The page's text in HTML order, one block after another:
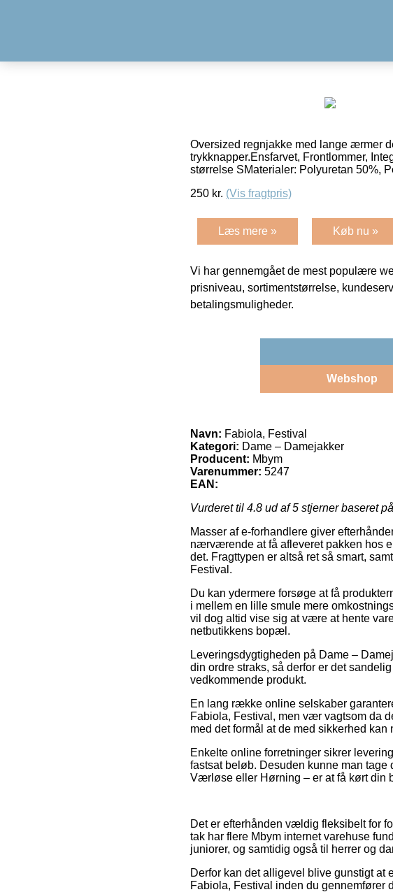
Oversized regnjakke med lange ærmer
trykknapper.Ensfarvet, Frontlommer,
størrelse SMaterialer: Polyuretan 50%,
250 kr. (Vis fragtpris)
Læs mere » Køb nu »
Vi har gennemgået de mest populære
prisniveau, sortimentstørrelse,
betalingsmuligheder.
Webshop
Navn: Fabiola, Festival
Kategori: Dame – Damejakker
Producent: Mbym
Varenummer: 5247
EAN:
Vurderet til 4.8 ud af 5 stjerner baseret på
Masser af e-forhandlere giver
nærværende at få afleveret pakken hos
det. Fragttypen er altså ret så smart,
Festival.
Du kan ydermere forsøge at få
i mellem en lille smule mere
vil dog altid vise sig at være at hente
netbutikkens bopæl.
Leveringsdygtigheden på Dame –
din ordre straks, så derfor er det
vedkommende produkt.
En lang række online selskaber
Fabiola, Festival, men vær vagtsom da
med det formål at de med sikkerhed
Enkelte online forretninger sikrer
fastsat beløb. Desuden kunne man
Værløse eller Hørning – er at få kørt din
Det er efterhånden vældig fleksibelt for
tak har flere Mbym internet varehuse
juniorer, og samtidig også til herrer og
Derfor kan det alligevel blive gunstigt at
Fabiola, Festival inden du gennemfører